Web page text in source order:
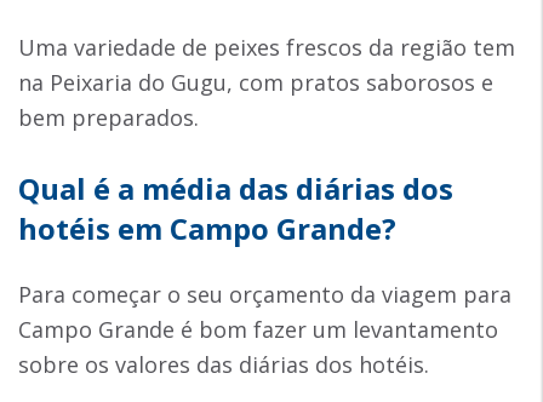
Uma variedade de peixes frescos da região tem
na Peixaria do Gugu, com pratos saborosos e
bem preparados.
Qual é a média das diárias dos
hotéis em Campo Grande?
Para começar o seu orçamento da viagem para
Campo Grande é bom fazer um levantamento
sobre os valores das diárias dos hotéis.